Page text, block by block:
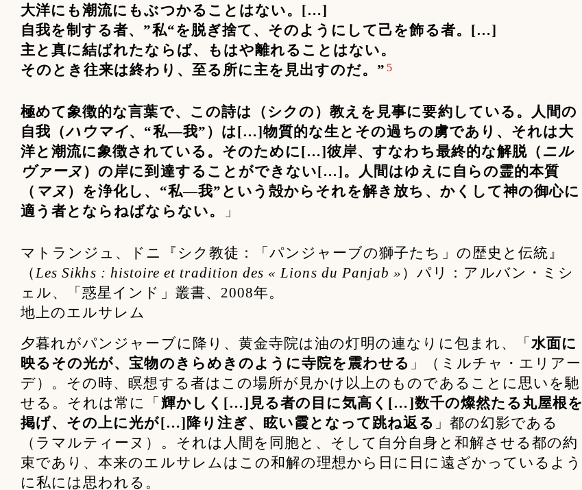
大洋にも潮流にもぶつかることはない。[…]
自我を制する者、”私“を脱ぎ捨て、そのようにして己を飾る者。[…]
主と真に結ばれたならば、もはや離れることはない。
そのとき往来は終わり、至る所に主を見出すのだ。” 5
極めて象徴的な言葉で、この詩は（シクの）教えを見事に要約している。人間の
自我（ハウマイ、“私―我”）は[…]物質的な生とその過ちの虜であり、それは大
洋と潮流に象徴されている。そのために[…]彼岸、すなわち最終的な解脱（ニル
ヴァーヌ ）の岸に到達することができない[…]。人間はゆえに自らの霊的本質
（ マヌ ）を浄化し、“私―我”という殻からそれを解き放ち、かくして神の御心に
適う者とならねばならない。
」
マトランジュ、ドニ『シク教徒：「パンジャーブの獅子たち」の歴史と伝統』
（ Les Sikhs : histoire et tradition des « Lions du Panjab » ）パリ：アルバン・ミシ
ェル、「惑星インド」叢書、2008年。
地上のエルサレム
夕暮れがパンジャーブに降り、黄金寺院は油の灯明の連なりに包まれ、「 水面に
映るその光が、宝物のきらめきのように寺院を震わせる 」（ミルチャ・エリアー
デ）。その時、瞑想する者はこの場所が見かけ以上のものであることに思いを馳
せる。それは常に「 輝かしく[…]見る者の目に気高く[…]数千の燦然たる丸屋根を
掲げ、その上に光が[…]降り注ぎ、眩い霞となって跳ね返る 」都の幻影である
（ラマルティーヌ）。それは人間を同胞と、そして自分自身と和解させる都の約
束であり、本来のエルサレムはこの和解の理想から日に日に遠ざかっているよう
に私には思われる。